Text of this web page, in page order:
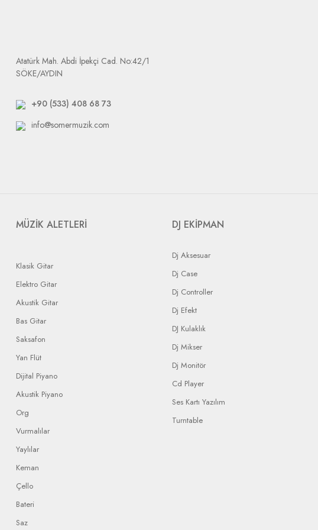
Dikkat etmeniz gerek durum: tarafımıza yapılacak bütün gönderilerin anlaşmalı
Atatürk Mah. Abdi İpekçi Cad. No:42/1
SÖKE/AYDIN
+90 (533) 408 68 73
info@somermuzik.com
MÜZİK ALETLERİ
Klasik Gitar
Elektro Gitar
Akustik Gitar
Bas Gitar
Saksafon
Yan Flüt
Dijital Piyano
Akustik Piyano
Org
Vurmalılar
Yaylılar
Keman
Çello
Bateri
Saz
DJ EKİPMAN
Dj Aksesuar
Dj Case
Dj Controller
Dj Efekt
DJ Kulaklık
Dj Mikser
Dj Monitör
Cd Player
Ses Kartı Yazılım
Turntable